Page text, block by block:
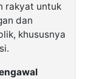
rakyat untuk
dan
khususnya